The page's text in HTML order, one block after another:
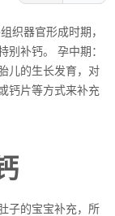
织器官形成时期，
别补钙。 孕中期：
儿的生长发育，对
钙片等方式来补充
子的宝宝补充，所